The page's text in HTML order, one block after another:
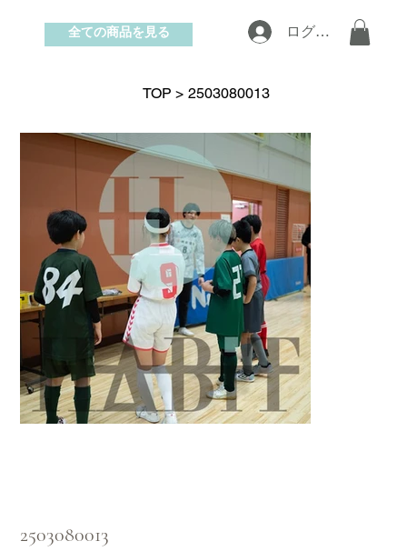
お問い合わせ
ログイン
全ての商品を見る
TOP > 2503080013
2503080013